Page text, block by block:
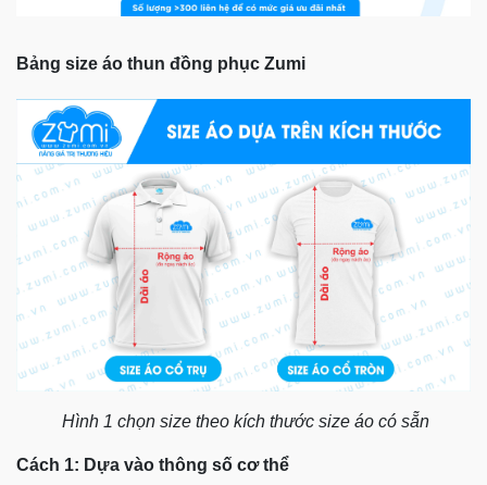
Bảng size áo thun đồng phục Zumi
Hình 1 chọn size theo kích thước size áo có sẵn
Cách 1: Dựa vào thông số cơ thể